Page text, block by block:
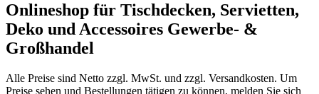
Onlineshop für Tischdecken, Servietten,
Deko und Accessoires Gewerbe- &
Großhandel
Alle Preise sind Netto zzgl. MwSt. und zzgl. Versandkosten. Um
Preise sehen und Bestellungen tätigen zu können, melden Sie sich